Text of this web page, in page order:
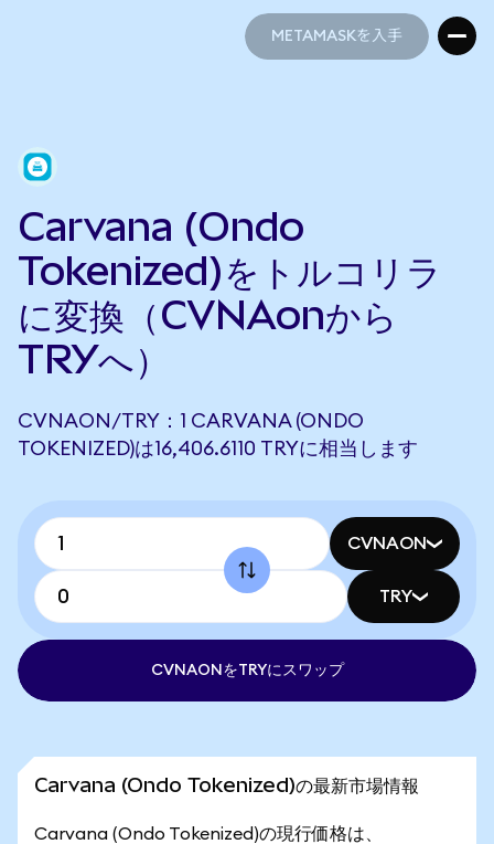
METAMASKを入手
Carvana (Ondo
Tokenized)をトルコリラ
に変換（CVNAonから
TRYへ）
CVNAON/TRY：1 CARVANA (ONDO
TOKENIZED)は16,406.6110 TRYに相当します
CVNAON
TRY
CVNAONをTRYにスワップ
Carvana (Ondo Tokenized)の最新市場情報
Carvana (Ondo Tokenized)の現行価格は、